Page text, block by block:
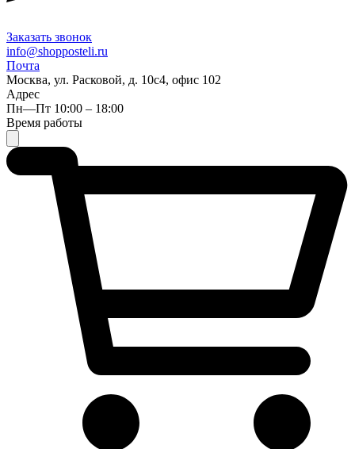
Заказать звонок
info@shopposteli.ru
Почта
Москва, ул. Расковой, д. 10с4, офис 102
Адрес
Пн—Пт 10:00 – 18:00
Время работы